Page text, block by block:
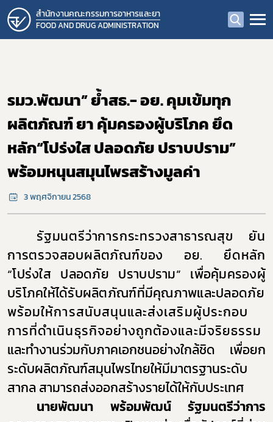
สำนักงานคณะกรรมการอาหารและยา
FOOD AND DRUG ADMINISTRATION
รมว.พัฒนา” ย้ำสธ.- อย. คุมเข้มทุก
ผลิตภัณฑ์ ยา คุ้มครองผู้บริโภค ยึด
หลัก“โปร่งใส ปลอดภัย ปราบปราม”
พร้อมหนุนสมุนไพรสร้างมูลค่า
3 พฤศจิกายน 2568
รัฐมนตรีว่าการกระทรวงสาธารณสุข ยัน
การตรวจสอบผลิตภัณฑ์ของ อย. ยึดหลัก
“โปร่งใส ปลอดภัย ปราบปราม” เพื่อคุ้มครองผู้
บริโภคให้ได้รับผลิตภัณฑ์ที่มีคุณภาพและปลอดภัย
พร้อมให้การสนับสนุนและส่งเสริมผู้ประกอบ
การที่ดำเนินธุรกิจอย่างถูกต้องและมีจริยธรรม
และทำงานร่วมกับภาคเอกชนอย่างใกล้ชิด เพื่อยก
ระดับผลิตภัณฑ์สมุนไพรไทยให้มีมาตรฐานระดับ
สากล สามารถส่งออกสร้างรายได้ให้กับประเทศ
นายพัฒนา พร้อมพัฒน์ รัฐมนตรีว่าการ